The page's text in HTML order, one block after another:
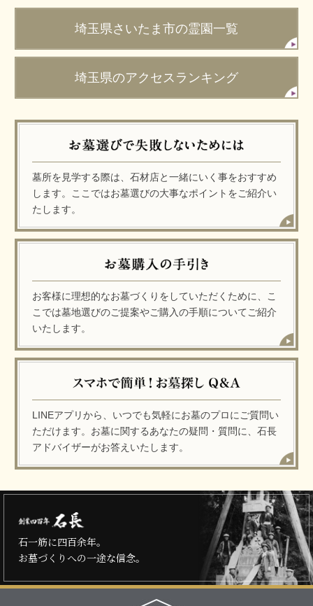
埼玉県さいたま市の霊園一覧
埼玉県のアクセスランキング
墓所を見学する際は、石材店と一緒にいく事をおすすめ
します。ここではお墓選びの大事なポイントをご紹介い
たします。
お客様に理想的なお墓づくりをしていただくために、こ
こでは墓地選びのご提案やご購入の手順についてご紹介
いたします。
LINEアプリから、いつでも気軽にお墓のプロにご質問い
ただけます。お墓に関するあなたの疑問・質問に、石長
アドバイザーがお答えいたします。
石一筋に四百余年。
お墓づくりへの一途な信念。